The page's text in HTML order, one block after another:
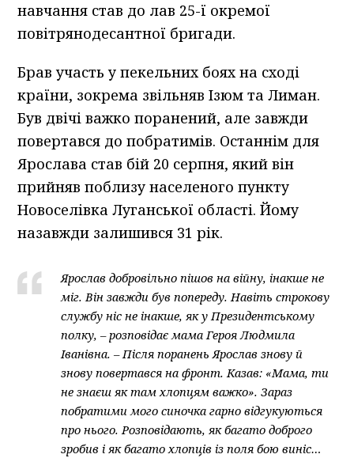
навчання став до лав 25-ї окремої
повітрянодесантної бригади.
Брав участь у пекельних боях на сході
країни, зокрема звільняв Ізюм та Лиман.
Був двічі важко поранений, але завжди
повертався до побратимів. Останнім для
Ярослава став бій 20 серпня, який він
прийняв поблизу населеного пункту
Новоселівка Луганської області. Йому
назавжди залишився 31 рік.
Ярослав добровільно пішов на війну, інакше не
міг. Він завжди був попереду. Навіть строкову
службу ніс не інакше, як у Президентському
полку, – розповідає мама Героя Людмила
Іванівна. – Після поранень Ярослав знову й
знову повертався на фронт. Казав: «Мама, ти
не знаєш як там хлопцям важко». Зараз
побратими мого синочка гарно відгукуються
про нього. Розповідають, як багато доброго
зробив і як багато хлопців із поля бою виніс…